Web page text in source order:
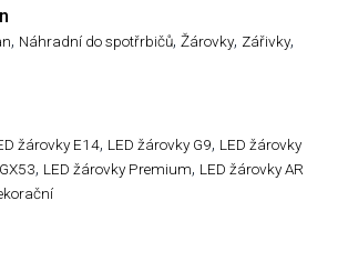
, Náhradní do spotřrbičů, Žárovky, Zářivky,
žárovky E14, LED žárovky G9, LED žárovky
, LED žárovky Premium, LED žárovky AR